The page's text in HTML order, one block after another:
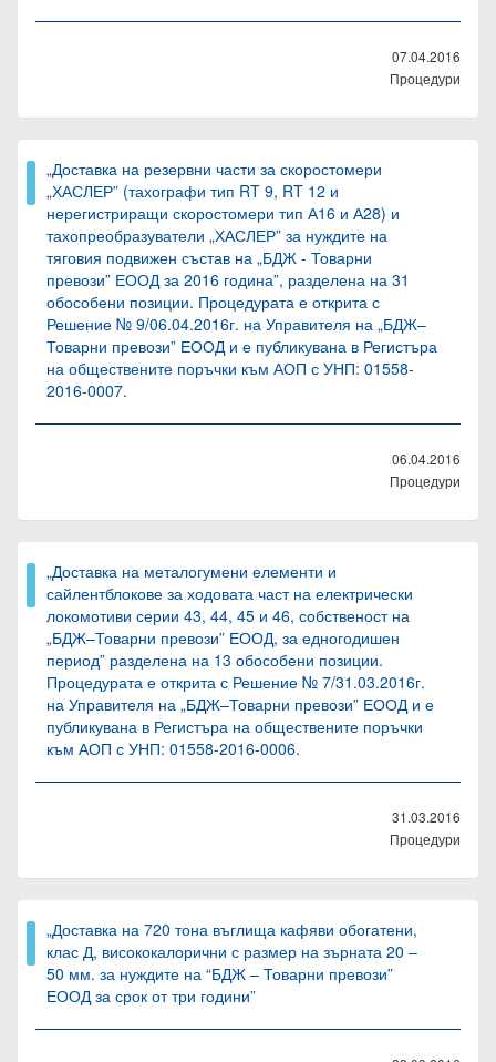
07.04.2016
Процедури
„Доставка на резервни части за скоростомери
„ХАСЛЕР” (тахографи тип RT 9, RT 12 и
нерегистриращи скоростомери тип А16 и А28) и
тахопреобразуватели „ХАСЛЕР” за нуждите на
тяговия подвижен състав на „БДЖ - Товарни
превози” ЕООД за 2016 година”, разделена на 31
обособени позиции. Процедурата е открита с
Решение № 9/06.04.2016г. на Управителя на „БДЖ–
Товарни превози” ЕООД и е публикувана в Регистъра
на обществените поръчки към АОП с УНП: 01558-
2016-0007.
06.04.2016
Процедури
„Доставка на металогумени елементи и
сайлентблокове за ходовата част на електрически
локомотиви серии 43, 44, 45 и 46, собственост на
„БДЖ–Товарни превози” ЕООД, за едногодишен
период” разделена на 13 обособени позиции.
Процедурата е открита с Решение № 7/31.03.2016г.
на Управителя на „БДЖ–Товарни превози” ЕООД и е
публикувана в Регистъра на обществените поръчки
към АОП с УНП: 01558-2016-0006.
31.03.2016
Процедури
„Доставка на 720 тона въглища кафяви обогатени,
клас Д, висококалорични с размер на зърната 20 –
50 мм. за нуждите на “БДЖ – Товарни превози”
ЕООД за срок от три години”